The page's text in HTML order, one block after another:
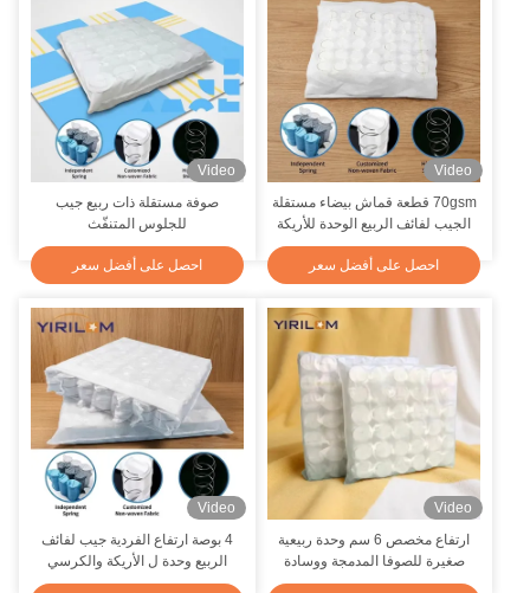
Video
70gsm قطعة قماش بيضاء مستقلة
الجيب لفائف الربيع الوحدة للأريكة
والكرسي مقعد المصنع
احصل على أفضل سعر
Video
صوفة مستقلة ذات ربيع جيب
للجلوس المتنفّث
احصل على أفضل سعر
Video
ارتفاع مخصص 6 سم وحدة ربيعية
صغيرة للصوفا المدمجة ووسادة
الأثاث الصغيرة
Video
4 بوصة ارتفاع الفردية جيب لفائف
الربيع وحدة ل الأريكة والكرسي
وسادة مع سلك الفولاذ جوهر
سلك فولاذي عالي الكربون زنبركي بونيل بـ 4-7 لفات وارتفاع 60-90 ملم لدعم المرتبة
طاسة ربيعية ذات حجم مخصص مع أسلاك فولاذية عالية الكربون وضمان لمدة 10 سنوات